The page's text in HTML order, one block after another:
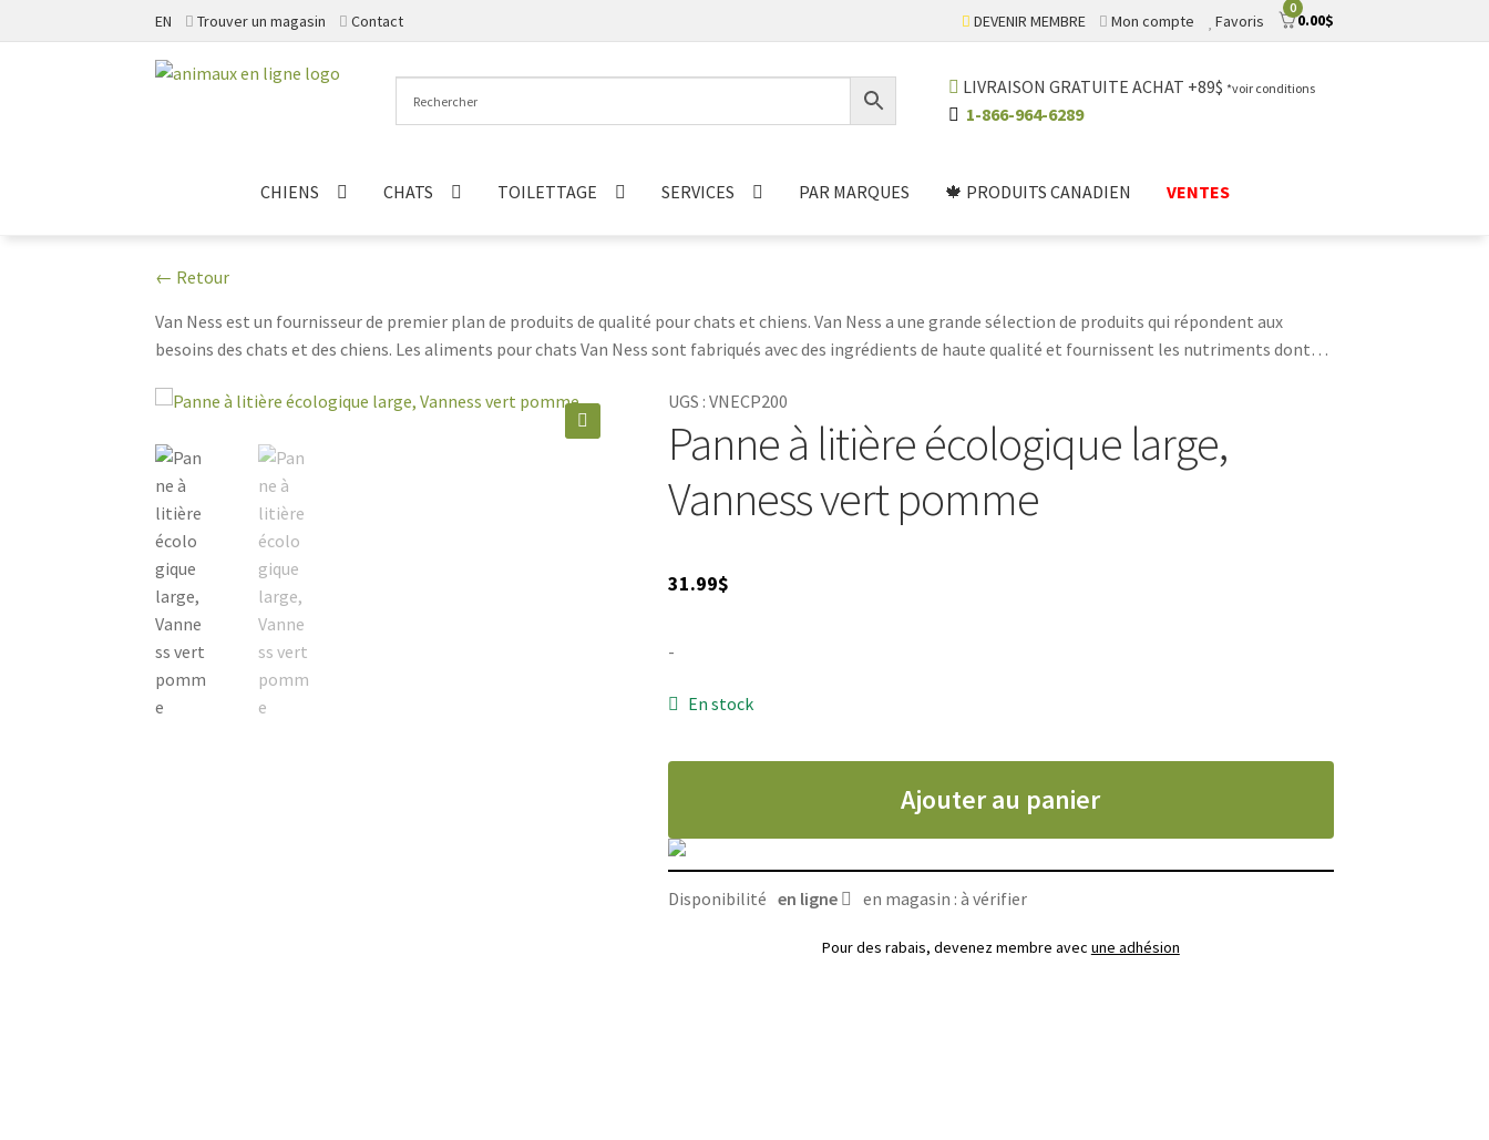
EN Trouver un magasin Contact
0
0.00$
DEVENIR MEMBRE Mon compte Favoris
Aller
Aller
LIVRAISON GRATUITE ACHAT +89$ *voir conditions
1-866-964-6289
CHIENS CHATS TOILETTAGE SERVICES PAR MARQUES 🍁 PRODUITS CANADIEN VENTES
← Retour
Van Ness est un fournisseur de premier plan de produits de qualité pour chats et chiens. Van Ness a une grande sélection de produits qui répondent aux
besoins des chats et des chiens. Les aliments pour chats Van Ness sont fabriqués avec des ingrédients de haute qualité et fournissent les nutriments dont
votre chat heureux et en sécurité. Van Ness offre également une variété de jouets pour chiens, de lits et d'autres produits pour assurer le bonheur et la
est une marque de confiance pour vos animaux de compagnie.
UGS : VNECP200
Panne à litière écologique large,
Vanness vert pomme
31.99$
-
En stock
Ajouter au panier
Disponibilité en ligne en magasin : à vérifier
Pour des rabais, devenez membre avec une adhésion